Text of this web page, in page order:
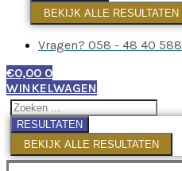
BEKIJK ALLE RESULTATEN
Vragen? 058 - 48 40 588
€0,00 0
WINKELWAGEN
RESULTATEN
BEKIJK ALLE RESULTATEN